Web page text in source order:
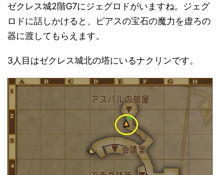
ゼクレス城2階G7にジェグロドがいますね。ジェグ
ロドに話しかけると、ピアスの宝石の魔力を虚ろの
器に渡してもらえます。
3人目はゼクレス城北の塔にいるナクリンです。